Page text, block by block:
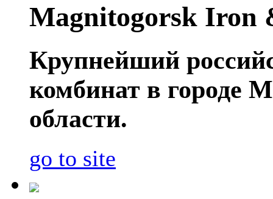
Magnitogorsk Iron
Крупнейший
комбинат в городе
области.
go to site